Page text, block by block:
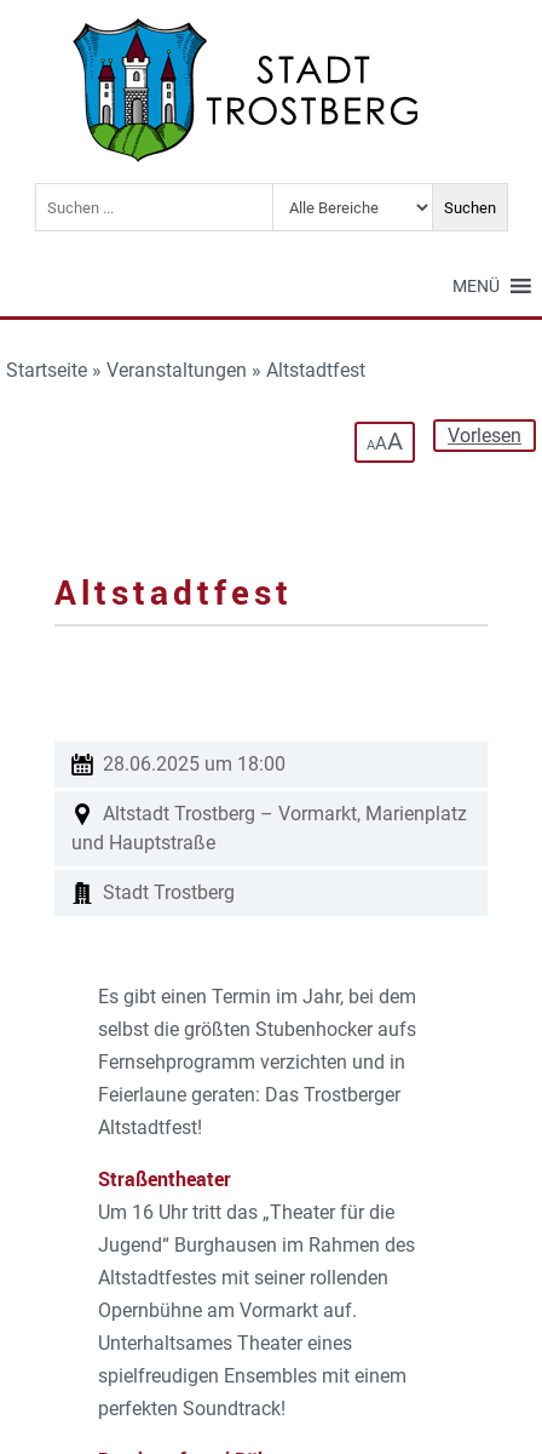
MENÜ
Startseite » Veranstaltungen » Altstadtfest
Vorlesen
AAA
Altstadtfest
28.06.2025 um 18:00
Altstadt Trostberg – Vormarkt, Marienplatz
und Hauptstraße
Stadt Trostberg
Es gibt einen Termin im Jahr, bei dem
selbst die größten Stubenhocker aufs
Fernsehprogramm verzichten und in
Feierlaune geraten: Das Trostberger
Altstadtfest!
Straßentheater
Um 16 Uhr tritt das „Theater für die
Jugend“ Burghausen im Rahmen des
Altstadtfestes mit seiner rollenden
Opernbühne am Vormarkt auf.
Unterhaltsames Theater eines
spielfreudigen Ensembles mit einem
perfekten Soundtrack!